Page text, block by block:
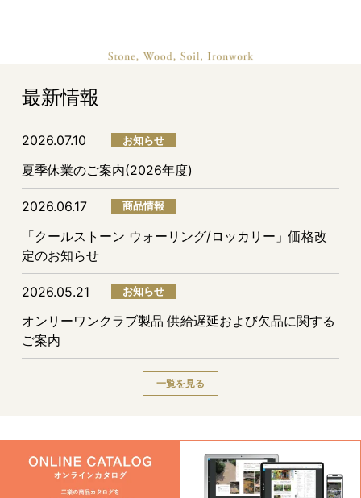
最新情報
2026.07.10 お知らせ
夏季休業のご案内(2026年度)
2026.06.17 商品情報
「クールストーン ウォーリング/ロッカリー」価格改
定のお知らせ
2026.05.21 お知らせ
オンリーワンクラブ製品 供給遅延および欠品に関する
ご案内
一覧を見る